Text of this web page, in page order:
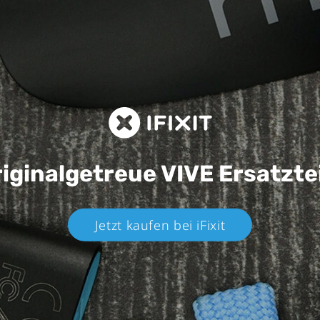
VIVE
Jetzt kaufen bei iFixit​